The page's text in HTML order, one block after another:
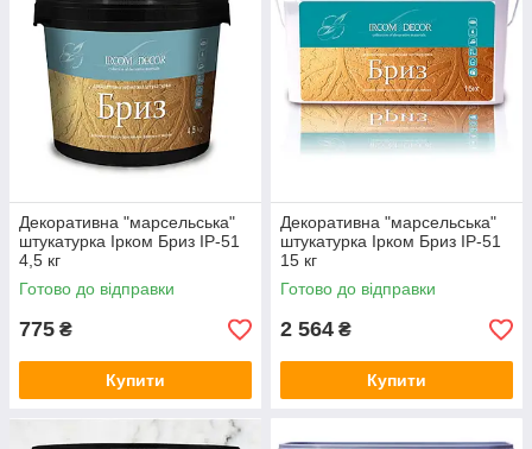
домі чи квартирі приємніше, дасть масу позитивних емоцій, а
професійна консультація наших менеджерів допоможе Вам у
виборі потрібної продукції.
Наш інтернет магазин пропонує Вам придбати в нашому обличчі
не тільки надійного і стабільного партнера, але і друга.
Декоративна "марсельська"
штукатурка Ірком Бриз ІР-51
4,5 кг
Готово до відправки
775 ₴
Купити
Декоративна "марсельська"
штукатурка Ірком Бриз ІР-51
15 кг
Готово до відправки
2 564 ₴
Купити